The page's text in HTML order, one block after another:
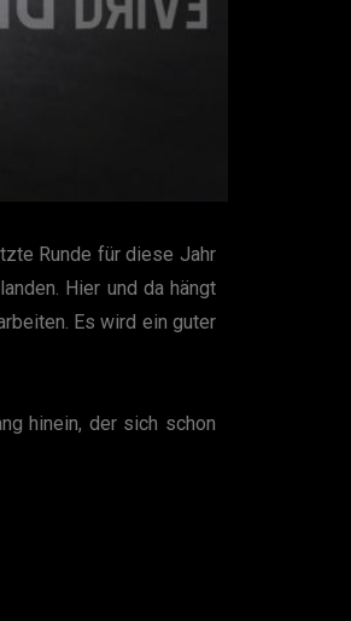
Runde für diese Jahr
Hier und da hängt
Es wird ein guter
hinein, der sich schon